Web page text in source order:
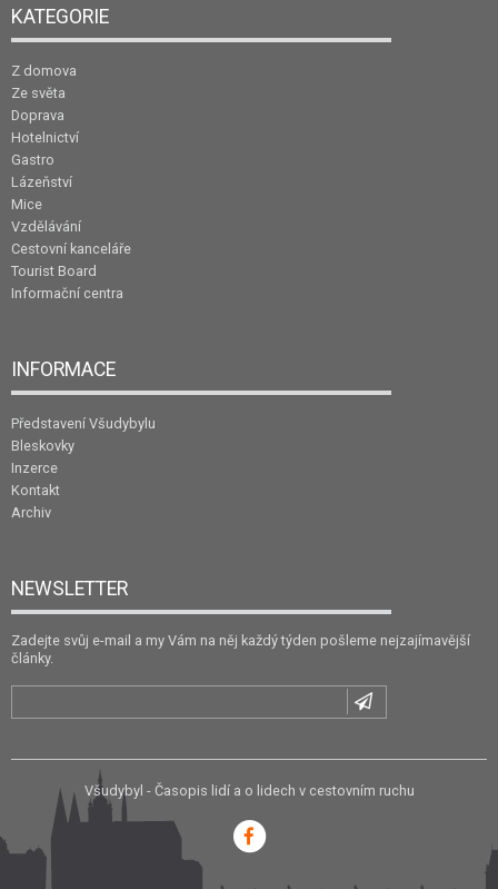
KATEGORIE
Z domova
Ze světa
Doprava
Hotelnictví
Gastro
Lázeňství
Mice
Vzdělávání
Cestovní kanceláře
Tourist Board
Informační centra
INFORMACE
Představení Všudybylu
Bleskovky
Inzerce
Kontakt
Archiv
NEWSLETTER
Zadejte svůj e-mail a my Vám na něj každý týden pošleme nejzajímavější
články.
Všudybyl - Časopis lidí a o lidech v cestovním ruchu